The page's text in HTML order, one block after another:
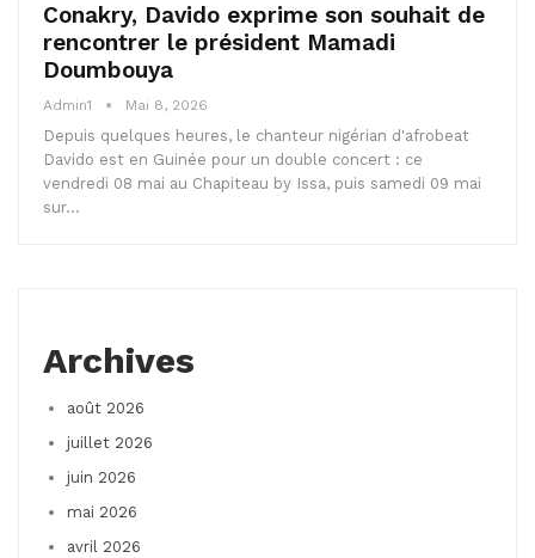
Conakry, Davido exprime son souhait de
rencontrer le président Mamadi
Doumbouya
Admin1 Mai 8, 2026
Depuis quelques heures, le chanteur nigérian d'afrobeat
Davido est en Guinée pour un double concert : ce
vendredi 08 mai au Chapiteau by Issa, puis samedi 09 mai
sur…
Archives
août 2026
juillet 2026
juin 2026
mai 2026
avril 2026